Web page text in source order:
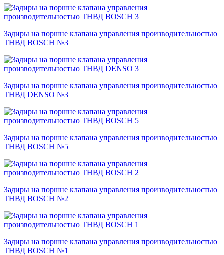
Задиры на поршне клапана управления производительностью
ТНВД BOSCH №3
Задиры на поршне клапана управления производительностью
ТНВД DENSO №3
Задиры на поршне клапана управления производительностью
ТНВД BOSCH №5
Задиры на поршне клапана управления производительностью
ТНВД BOSCH №2
Задиры на поршне клапана управления производительностью
ТНВД BOSCH №1